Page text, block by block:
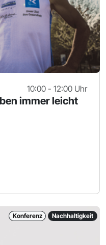
10:00 - 12:00 Uhr
immer leicht
Konferenz Nachhaltigkeit